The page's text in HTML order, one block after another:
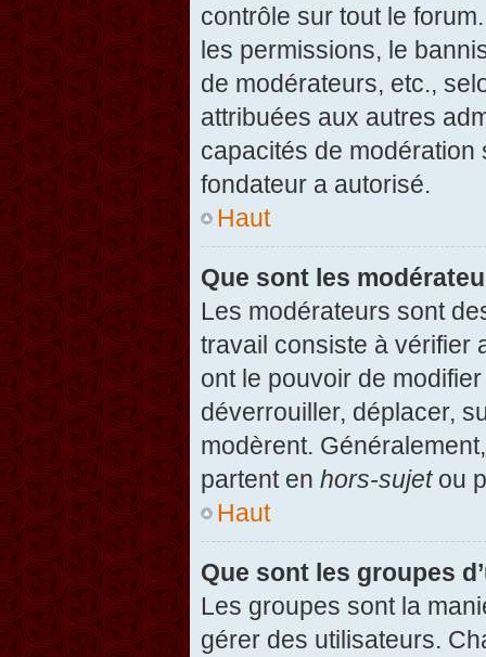
contrôle sur tout le
les permissions, le
de modérateurs, etc.,
attribuées aux autres
capacités de modération
fondateur a autorisé.
Haut
Que sont les
Les modérateurs sont
travail consiste à vérifier
ont le pouvoir de
déverrouiller, déplacer,
modèrent.
partent en hors-sujetou
Haut
Que sont les groupes
Les groupes sont la
gérer des utilisateurs.